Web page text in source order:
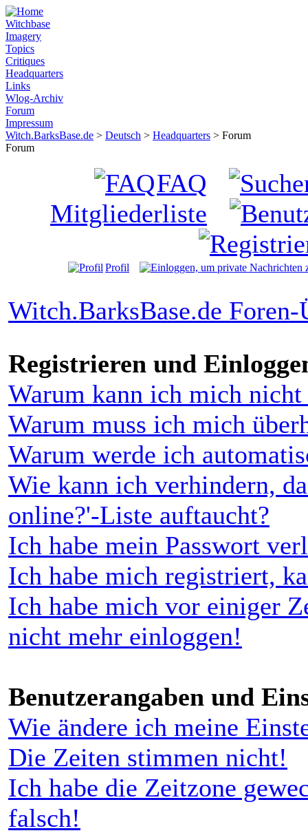
Witchbase
Imagery
Topics
Critiques
Headquarters
Links
Wlog-Archiv
Forum
Impressum
Witch.BarksBase.de > Deutsch > Headquarters > Forum
Forum
FAQ
Mitgliederliste
Profil
Witch.BarksBase.de
Registrieren und
Warum kann ich mich nicht
Warum muss ich mich
Warum werde ich
Wie kann ich verhindern,
online?'-Liste auftaucht?
Ich habe mein Passwort
Ich habe mich registriert,
Ich habe mich vor einiger
nicht mehr einloggen!
Benutzerangaben und
Wie ändere ich meine
Die Zeiten stimmen nicht!
Ich habe die Zeitzone
falsch!